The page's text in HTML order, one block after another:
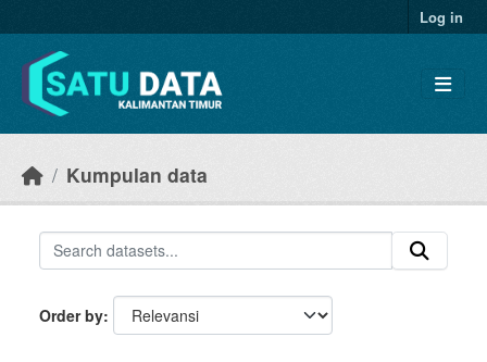
Log in
Kumpulan data
Order by